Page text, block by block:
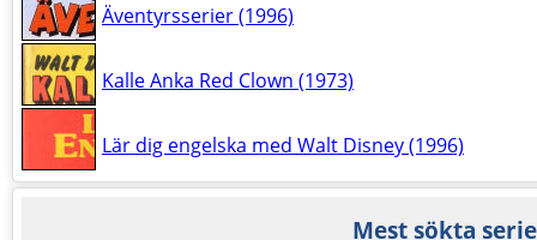
Äventyrsserier (1996)
Kalle Anka Red Clown (1973)
Lär dig engelska med Walt Disney (1996)
Mest sökta